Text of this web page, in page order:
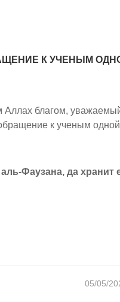
К УЧЕНЫМ
Аллах благом,
к ученым
Фаузана, да хранит
05/05/